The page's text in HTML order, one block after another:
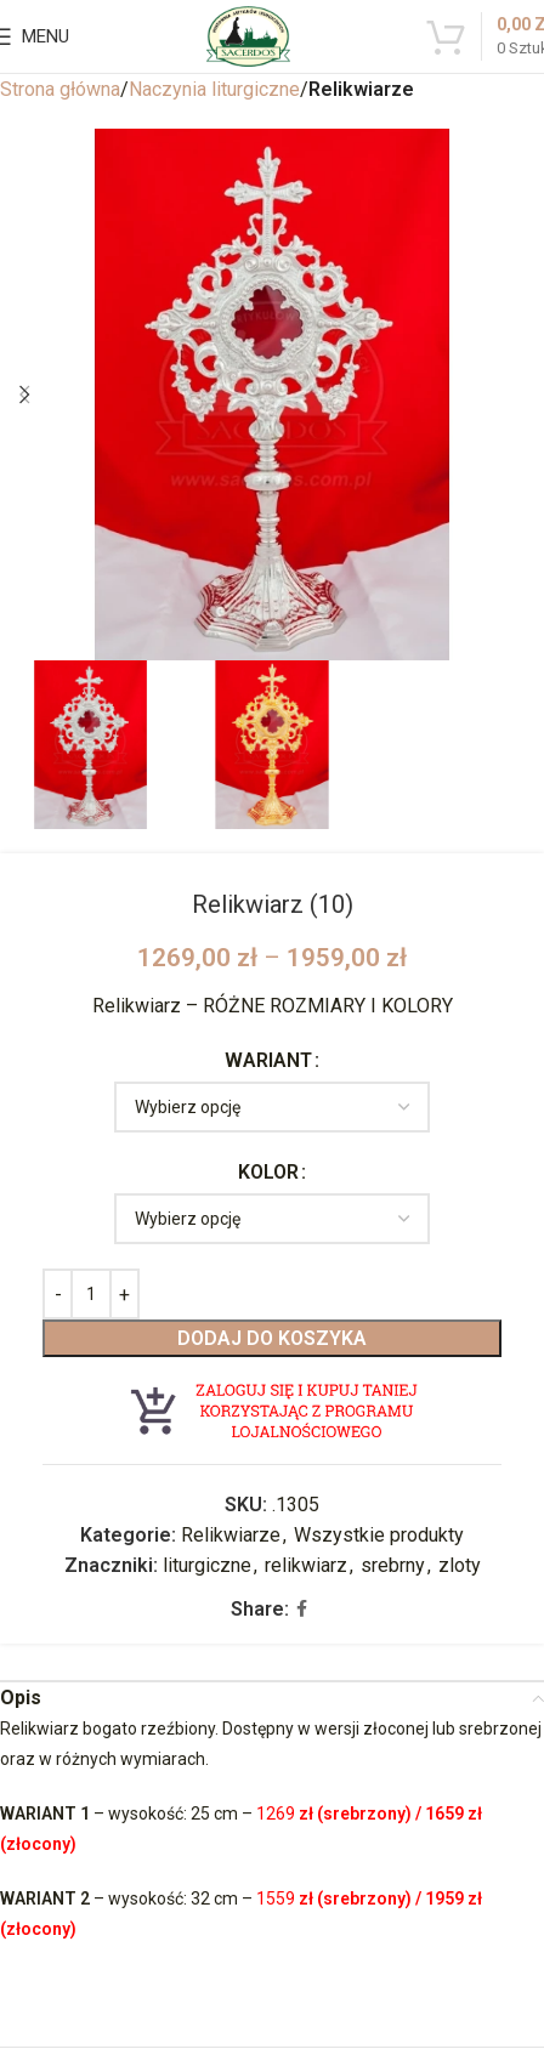
MENU
0
0,00
Strona główna Naczynia liturgiczne Relikwiarze
Relikwiarz (10)
1269,00 zł – 1959,00 zł
Relikwiarz – RÓŻNE ROZMIARY I KOLORY
WARIANT
KOLOR
DODAJ DO KOSZYKA
SKU: .1305
Kategorie: Relikwiarze, Wszystkie produkty
Znaczniki: liturgiczne, relikwiarz, srebrny, zloty
Share:
Opis
Relikwiarz bogato rzeźbiony. Dostępny w wersji złoconej lub srebrzonej
oraz w różnych wymiarach.
WARIANT 1 – wysokość: 25 cm – 1269 zł (srebrzony) / 1659 zł
(złocony)
WARIANT 2 – wysokość: 32 cm – 1559 zł (srebrzony) / 1959 zł
(złocony)